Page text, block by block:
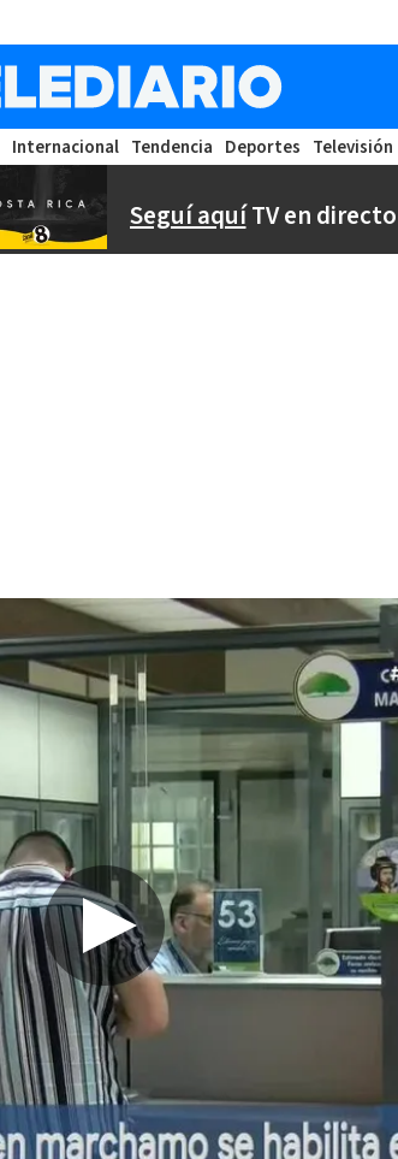
Internacional Tendencia Deportes Televisión
Seguí aquíTV en directo